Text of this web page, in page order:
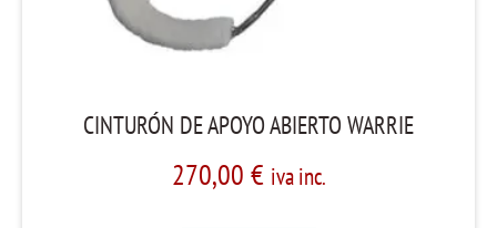
CINTURÓN DE APOYO ABIERTO WARRIE
270,00 € iva inc.